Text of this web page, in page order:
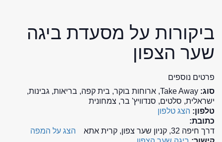
ביקורות על מסעדת ביגה
שער הצפון
פרטים נוספים
סוג:
Take Away, ארוחות בוקר, בית קפה, בריאות, גבינות,
ישראלית, סלטים, סנדוויץ' בר, צמחונית
טלפון: הצג טלפון
כתובת:
דרך חיפה 32, קניון שער צפון, קרית אתא
הצג על המפה